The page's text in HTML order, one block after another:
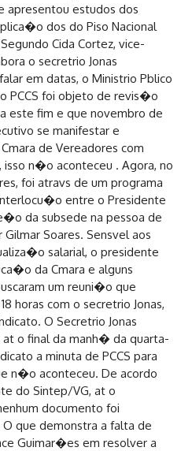
apresentou estudos dos
dos do Piso Nacional
Cida Cortez, vice-
o secretrio Jonas
em datas, o Ministrio Pblico
PCCS foi objeto de revis�o
este fim e que novembro de
se manifestar e
de Vereadores com
isso n�o aconteceu . Agora, no
foi atravs de um programa
entre o Presidente
da subsede na pessoa de
Soares. Sensvel aos
salarial, o presidente
da Cmara e alguns
um reuni�o que
horas com o secretrio Jonas,
O Secretrio Jonas
at o final da manh� da quarta-
a minuta de PCCS para
n�o aconteceu. De acordo
do Sintep/VG, at o
documento foi
que demonstra a falta de
Guimar�es em resolver a